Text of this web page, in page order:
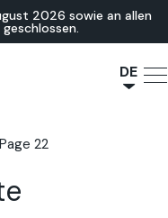
2026 sowie an allen
DE
Page 22